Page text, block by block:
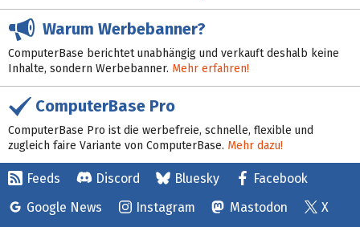
Warum Werbebanner?
ComputerBase berichtet unabhängig und verkauft deshalb keine
Inhalte, sondern Werbebanner. Mehr erfahren!
ComputerBase Pro
ComputerBase Pro ist die werbefreie, schnelle, flexible und
zugleich faire Variante von ComputerBase. Mehr dazu!
Feeds Discord Bluesky
Facebook
Google News
Instagram Mastodon X